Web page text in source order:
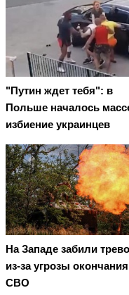
"Путин ждет тебя": в
Польше началось
избиение украинцев
На Западе забили
из-за угрозы окончания
СВО